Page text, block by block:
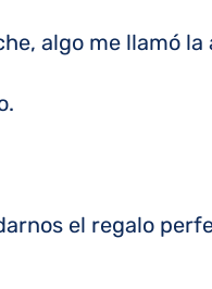
algo me llamó
el regalo